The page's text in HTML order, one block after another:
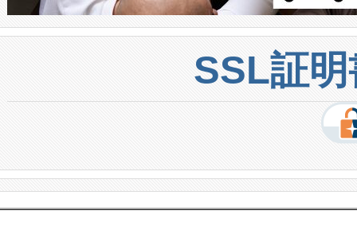
SSL証